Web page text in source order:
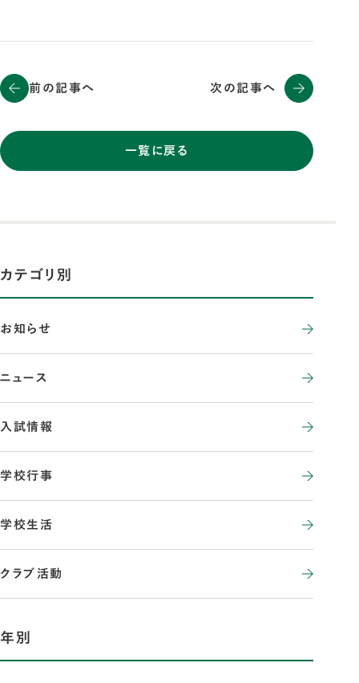
前の記事へ
一覧に戻る
次の記事へ
カテゴリ別
お知らせ
ニュース
入試情報
学校行事
学校生活
クラブ活動
年別